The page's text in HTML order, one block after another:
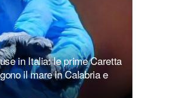
in Italia: le prime Caretta
il mare in Calabria e